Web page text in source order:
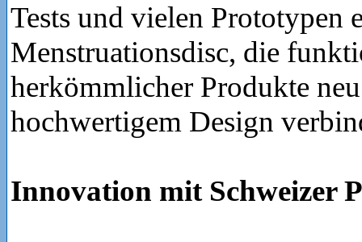
Tests und vielen Prototypen
Menstruationsdisc, die
herkömmlicher Produkte
hochwertigem Design
Innovation mit Schweizer